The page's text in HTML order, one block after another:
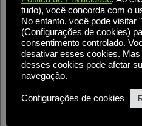
O
ele
tudo), você concorda com o
No entanto, você pode visitar
(Configurações de cookies)
consentimento controlado.
desativar esses cookies.
desses cookies pode afetar
navegação.
Configurações de cookies